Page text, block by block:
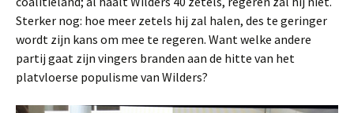
Sterker nog: hoe meer zetels hij zal halen, des te geringer
wordt zijn kans om mee te regeren. Want welke andere
partij gaat zijn vingers branden aan de hitte van het
platvloerse populisme van Wilders?